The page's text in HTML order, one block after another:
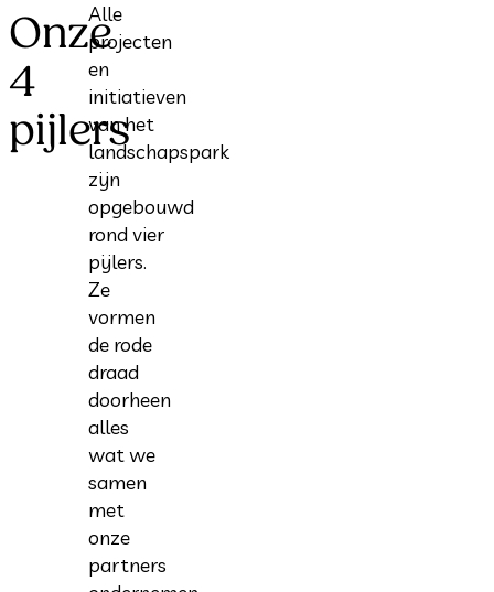
Onze
4
pijlers
Alle
projecten
en
initiatieven
van het
landschapspark
zijn
opgebouwd
rond vier
pijlers.
Ze
vormen
de rode
draad
doorheen
alles
wat we
samen
met
onze
partners